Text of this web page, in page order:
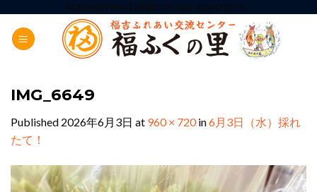
content
ADD ANYTHING HERE OR JUST REMOVE IT...
IMG_6649
Published 2026年6月3日 at 960 × 720in6月3日（水）採れ
たて！